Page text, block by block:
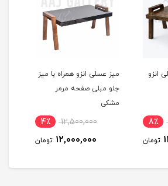
انزو
8٪
تومان
میز عسلی انزو همراه با میز
جلو مبلی صفحه مرمر
مشکی
12,500,000 4٪
12,000,000 تومان